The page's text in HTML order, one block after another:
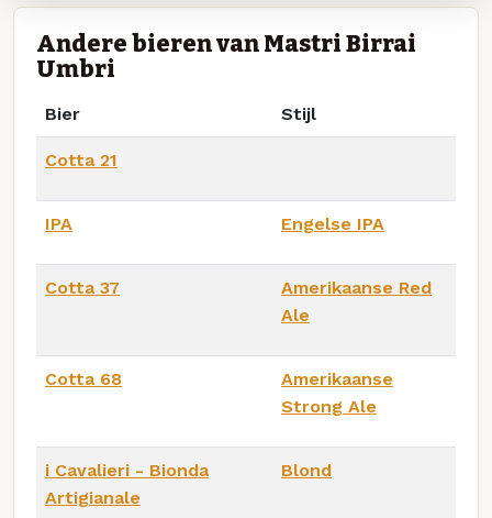
Andere bieren van Mastri Birrai
Umbri
Bier Stijl
Cotta 21
IPA Engelse IPA
Cotta 37
Amerikaanse Red
Ale
Cotta 68
Amerikaanse
Strong Ale
i Cavalieri - Bionda
Artigianale
Blond